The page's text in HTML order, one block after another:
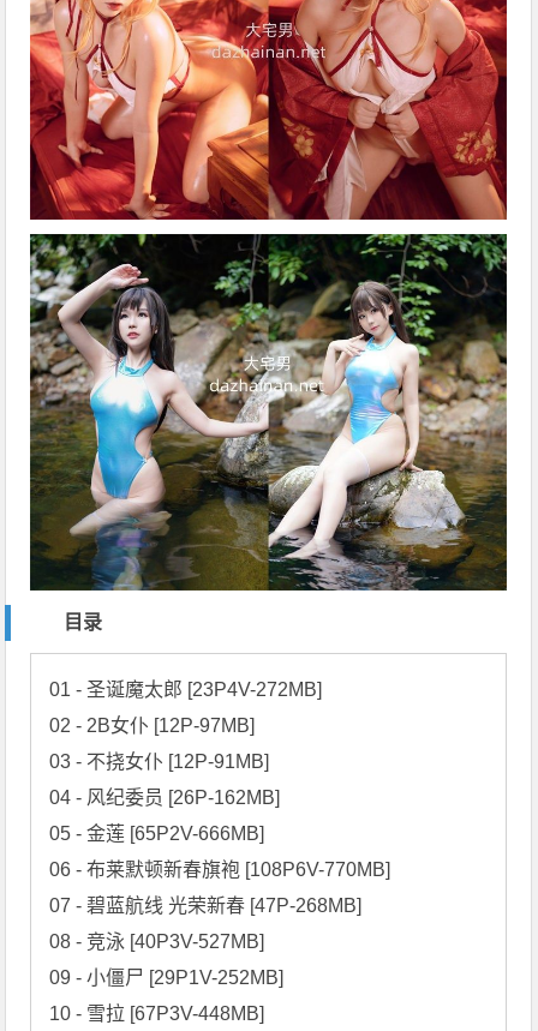
目录
01 - 圣诞魔太郎 [23P4V-272MB]
02 - 2B女仆 [12P-97MB]
03 - 不挠女仆 [12P-91MB]
04 - 风纪委员 [26P-162MB]
05 - 金莲 [65P2V-666MB]
06 - 布莱默顿新春旗袍 [108P6V-770MB]
07 - 碧蓝航线 光荣新春 [47P-268MB]
08 - 竞泳 [40P3V-527MB]
09 - 小僵尸 [29P1V-252MB]